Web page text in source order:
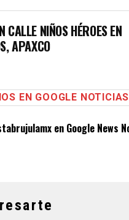
CALLE NIÑOS HÉROES EN
APAXCO
EN GOOGLE NOTICIAS